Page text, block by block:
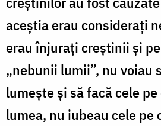
aceștia erau considerați
erau înjurați creștinii și
„nebunii lumii”, nu voiau
lumește și să facă cele
lumea, nu iubeau cele pe